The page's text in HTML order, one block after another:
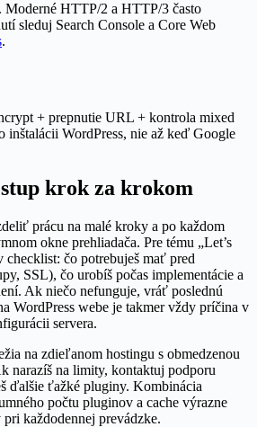
HTTP/2 a HTTP/3 často
sleduj Search Console a Core Web
.
+ prepnutie URL + kontrola mixed
inštalácii WordPress, nie až keď Google
krok za krokom
prácu na malé kroky a po každom
okne prehliadača. Pre tému „Let’s
checklist: čo potrebuješ mať pred
SSL), čo urobíš počas implementácie a
Ak niečo nefunguje, vráť poslednú
WordPress webe je takmer vždy príčina v
servera.
na zdieľanom hostingu s obmedzenou
narazíš na limity, kontaktuj podporu
ďalšie ťažké pluginy. Kombinácia
počtu pluginov a cache výrazne
každodennej prevádzke.